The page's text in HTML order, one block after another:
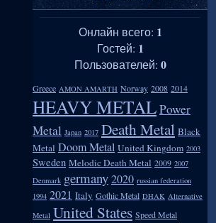
Онлайн всего: 1
Гостей: 1
Пользователей: 0
Greece AMON AMARTH Norway 2008 2014
HEAVY METALPower
Metal Japan 2017 Death Metal Black
Metal Doom Metal United Kingdom 2003
Sweden Melodic Death Metal 2009 2007
Denmark germany2020 russian federation
1994 2021 Italy Gothic Metal DHAK Alternative
Metal United States Speed Metal